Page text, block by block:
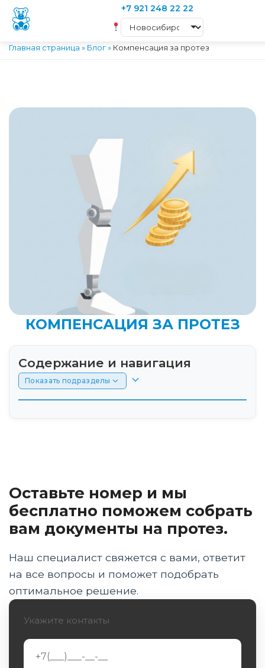
+7 921 248 22 22
Главная страница » Блог» Компенсация за протез
КОМПЕНСАЦИЯ ЗА ПРОТЕЗ
Содержание и навигация
Показать подразделы
Как рассчитать сумму: цены госконтрактов и
региональные лимиты
и сертификатам
Подача заявления: Госуслуги, сроки
рассмотрения и выплаты в 2026 году
Покупка в кредит, займы под компенсацию
Особенности для детей, участников СВО и
Оставьте номер и мы
бесплатно поможем собрать
вам документы на протез.
Наш специалист свяжется с вами, ответит
на все вопросы и поможет подобрать
оптимальное решение.
Укажите контакты